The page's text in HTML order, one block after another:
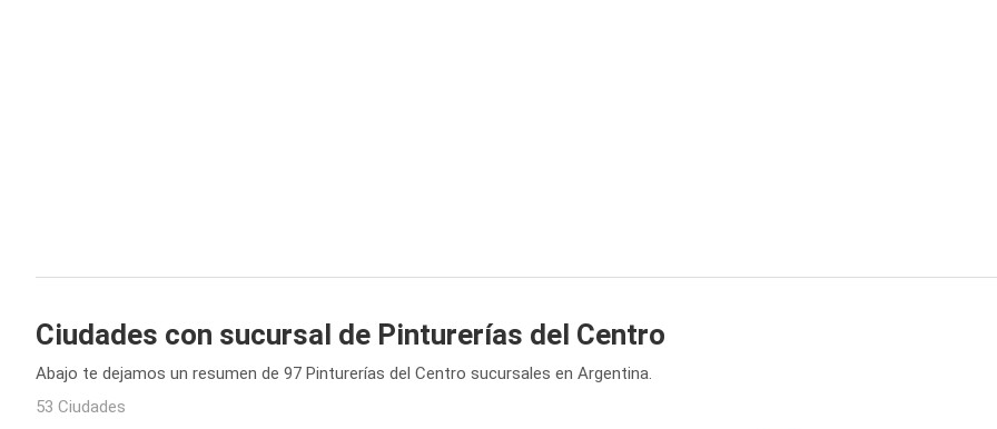
Ciudades con sucursal de Pinturerías del Centro
Abajo te dejamos un resumen de 97 Pinturerías del Centro sucursales en Argentina.
53 Ciudades